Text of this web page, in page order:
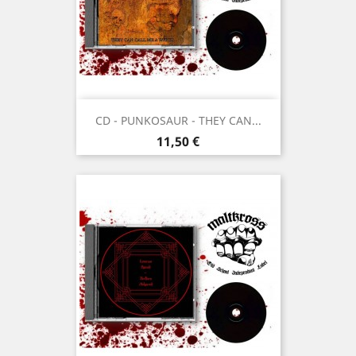
CD - PUNKOSAUR - THEY CAN...
Prix
11,50 €